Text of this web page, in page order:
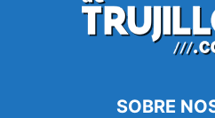
SOBRE